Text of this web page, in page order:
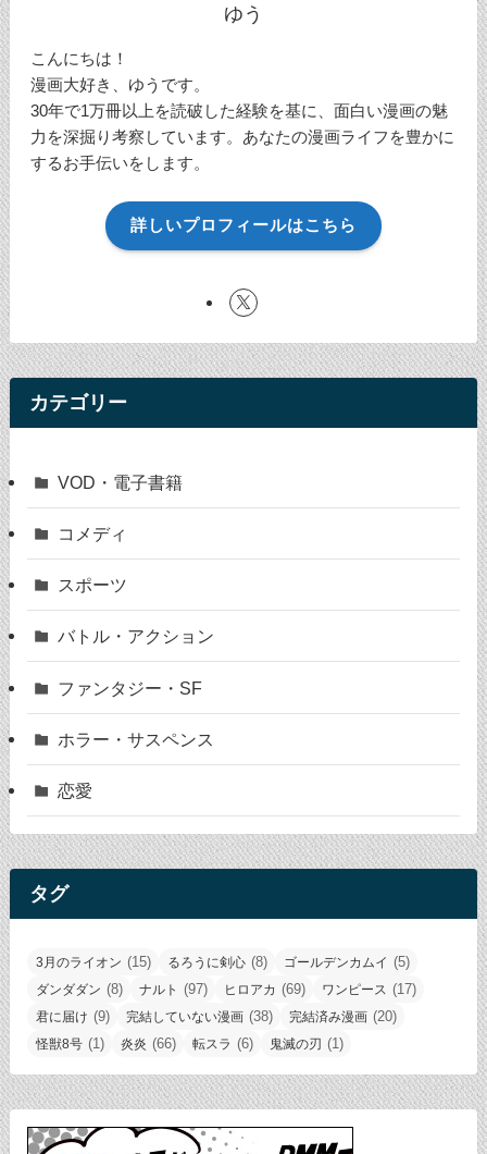
ゆう
こんにちは！
漫画大好き、ゆうです。
30年で1万冊以上を読破した経験を基に、面白い漫画の魅
力を深掘り考察しています。あなたの漫画ライフを豊かに
するお手伝いをします。
詳しいプロフィールはこちら
カテゴリー
VOD・電子書籍
コメディ
スポーツ
バトル・アクション
ファンタジー・SF
ホラー・サスペンス
恋愛
タグ
3月のライオン (15) るろうに剣心 (8) ゴールデンカムイ (5)
ダンダダン (8) ナルト (97) ヒロアカ (69) ワンピース (17)
君に届け (9) 完結していない漫画 (38) 完結済み漫画 (20)
怪獣8号 (1) 炎炎 (66) 転スラ (6) 鬼滅の刃 (1)